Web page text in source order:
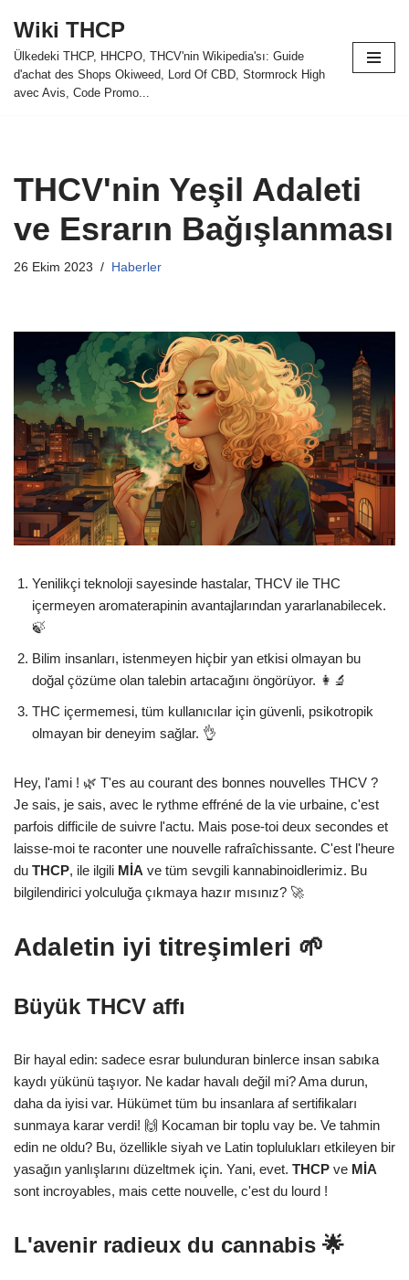
İçeriğe
geç
Wiki THCP
Ülkedeki THCP, HHCPO, THCV'nin Wikipedia'sı: Guide
d'achat des Shops Okiweed, Lord Of CBD, Stormrock High
avec Avis, Code Promo...
THCV'nin Yeşil Adaleti
ve Esrarın Bağışlanması
26 Ekim 2023 Haberler
Yenilikçi teknoloji sayesinde hastalar, THCV ile THC
içermeyen aromaterapinin avantajlarından yararlanabilecek.
🍃
Bilim insanları, istenmeyen hiçbir yan etkisi olmayan bu
doğal çözüme olan talebin artacağını öngörüyor. 👩‍🔬
THC içermemesi, tüm kullanıcılar için güvenli, psikotropik
olmayan bir deneyim sağlar. 👌
Hey, l'ami ! 🌿 T'es au courant des bonnes nouvelles THCV ?
Je sais, je sais, avec le rythme effréné de la vie urbaine, c'est
parfois difficile de suivre l'actu. Mais pose-toi deux secondes et
laisse-moi te raconter une nouvelle rafraîchissante. C'est l'heure
du THCP, ile ilgili MİA ve tüm sevgili kannabinoidlerimiz. Bu
bilgilendirici yolculuğa çıkmaya hazır mısınız? 🚀
Adaletin iyi titreşimleri 🌱
Büyük THCV affı
Bir hayal edin: sadece esrar bulunduran binlerce insan sabıka
kaydı yükünü taşıyor. Ne kadar havalı değil mi? Ama durun,
daha da iyisi var. Hükümet tüm bu insanlara af sertifikaları
sunmaya karar verdi! 🙌 Kocaman bir toplu vay be. Ve tahmin
edin ne oldu? Bu, özellikle siyah ve Latin toplulukları etkileyen bir
yasağın yanlışlarını düzeltmek için. Yani, evet. THCP ve MİA
sont incroyables, mais cette nouvelle, c'est du lourd !
L'avenir radieux du cannabis 🌟